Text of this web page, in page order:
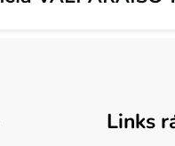
Links